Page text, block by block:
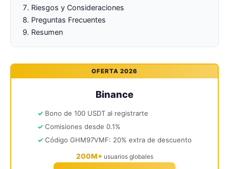
Riesgos y Consideraciones
Preguntas Frecuentes
Resumen
OFERTA 2026
Binance
Bono de 100 USDT al registrarte
Comisiones desde 0.1%
Código GHM97VMF: 20% extra de descuento
200M+ usuarios globales